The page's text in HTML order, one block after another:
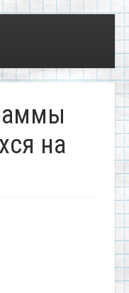
на